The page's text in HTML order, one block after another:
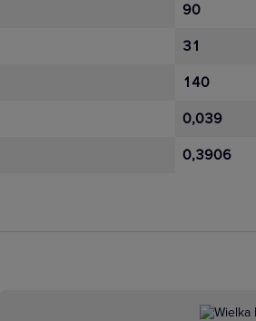
90
31
140
0,039
0,3906